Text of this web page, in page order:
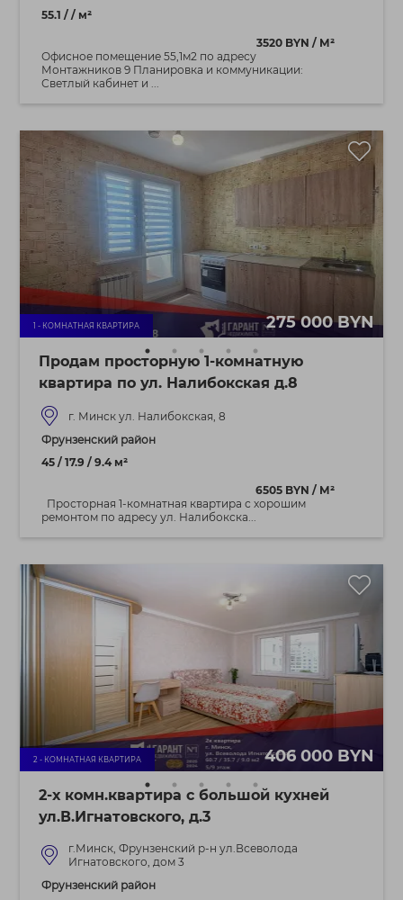
55.1 / / м²
3520 BYN / М²
Офисное помещение 55,1м2 по адресу
Монтажников 9 Планировка и коммуникации:
Светлый кабинет и ...
1 - КОМНАТНАЯ КВАРТИРА 275 000 BYN
Продам просторную 1-комнатную
квартира по ул. Налибокская д.8
г. Минск ул. Налибокская, 8
Фрунзенский район
45 / 17.9 / 9.4 м²
6505 BYN / М²
Просторная 1-комнатная квартира с хорошим
ремонтом по адресу ул. Налибокска...
2 - КОМНАТНАЯ КВАРТИРА 406 000 BYN
2-х комн.квартира с большой кухней
ул.В.Игнатовского, д.3
г.Минск, Фрунзенский р-н ул.Всеволода
Игнатовского, дом 3
Фрунзенский район